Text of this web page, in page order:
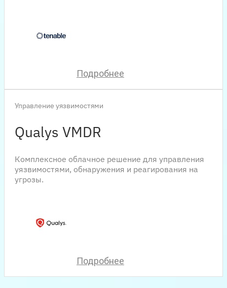
Подробнее
Управление уязвимостями
Qualys VMDR
Комплексное облачное решение для управления
уязвимостями, обнаружения и реагирования на
угрозы.
Подробнее